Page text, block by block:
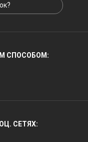
СПОСОБОМ:
СЕТЯХ: